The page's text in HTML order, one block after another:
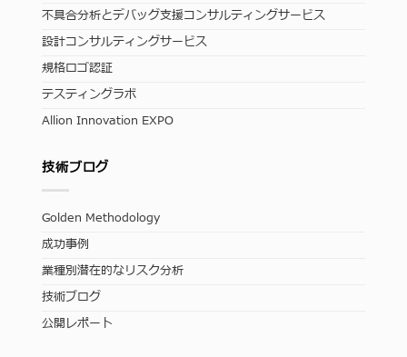
不具合分析とデバッグ支援コンサルティングサービス
設計コンサルティングサービス
規格ロゴ認証
テスティングラボ
Allion Innovation EXPO
技術ブログ
Golden Methodology
成功事例
業種別潜在的なリスク分析
技術ブログ
公開レポート